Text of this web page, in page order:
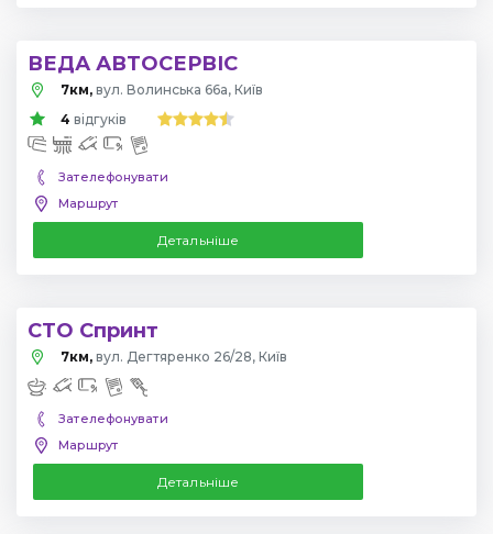
ВЕДА АВТОСЕРВІС
7км, вул. Волинська 66а, Київ
4 відгуків
Зателефонувати
Маршрут
Детальніше
СТО Спринт
7км, вул. Дегтяренко 26/28, Київ
Зателефонувати
Маршрут
Детальніше